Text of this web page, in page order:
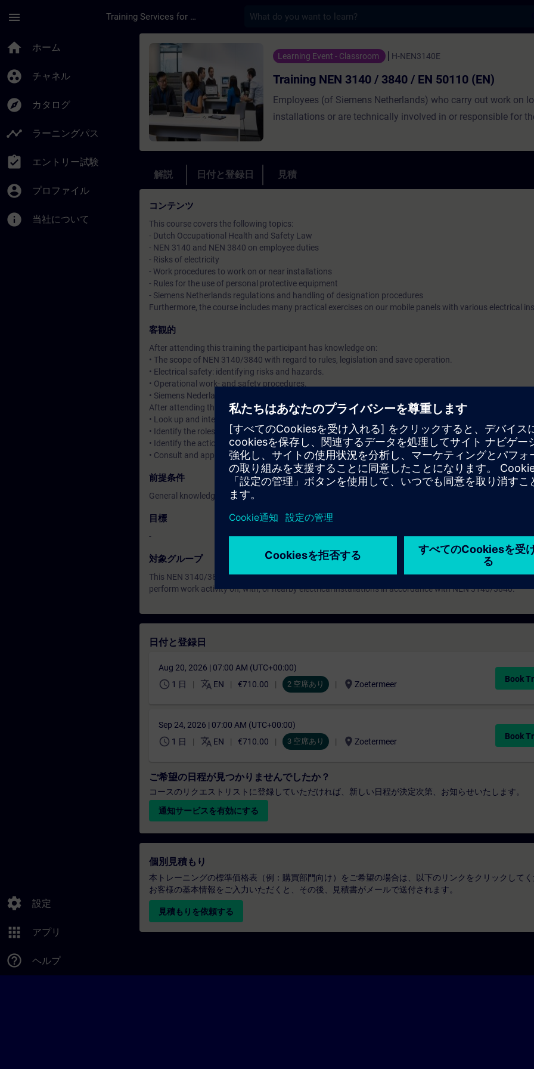
menu Training Services for Digital Industries
home ホーム
group_work チャネル
explore カタログ
timeline ラーニングパス
assignment_turned_in エントリー試験
account_circle プロファイル
info 当社について
settings 設定
apps アプリ
help_outline ヘルプ
コース - Training NEN 3140 / 3840 / EN 50110 (EN) - トレー
Learning Event - Classroom H-NEN3140E
Training NEN 3140 / 3840 / EN 50110 (EN)
Employees (of Siemens Netherlands) who carry out work on
installations or are technically involved in or responsible for
解説 日付と登録日 見積
コンテンツ
This course covers the following topics:
- Dutch Occupational Health and Safety Law
- NEN 3140 and NEN 3840 on employee duties
- Risks of electricity
- Work procedures to work on or near installations
- Rules for the use of personal protective equipment
- Siemens Netherlands regulations and handling of designation procedures
Furthermore, the course includes many practical exercises on our mobile panels with various electrical
客観的
After attending this training the participant has knowledge on:
• The scope of NEN 3140/3840 with regard to rules, legislation and save operation.
• Electrical safety: identifying risks and hazards.
• Operational work- and safety procedures.
• Siemens Nederland specific regulations and interpretations.
After attending this training the participant knows how to:
• Look up and interpret the relevant themes in NEN 3140/3840 standards.
• Identify the roles, responsibilities and authorities of personnel.
• Identify the actions needed to create a safe workplace and explain their purpose.
• Consult and apply the rules and regulations of Siemens Nederland.
前提条件
General knowledge of electrical engineering and specific knowledge of the installations in which the work
目標
-
対象グループ
This NEN 3140/3840 training is targeted at non-Dutch speaking employees of Siemens Nederland, who
perform work activity on, with, or nearby electrical installations in accordance with NEN 3140/3840.
日付と登録日
Aug 20, 2026 | 07:00 AM (UTC+00:00)
schedule 1 日 translate EN €710.00 2 空席あり location_on Zoetermeer
Book
Sep 24, 2026 | 07:00 AM (UTC+00:00)
schedule 1 日 translate EN €710.00 3 空席あり location_on Zoetermeer
Book
ご希望の日程が見つかりませんでしたか？
コースのリクエストリストに登録していただければ、新しい日程が決定次第、お知らせいたします。
通知サービスを有効にする
個別見積もり
本トレーニングの標準価格表（例：購買部門向け）をご希望の場合は、以下のリンクをクリックしてく
お客様の基本情報をご入力いただくと、その後、見積書がメールで送付されます。
見積もりを依頼する